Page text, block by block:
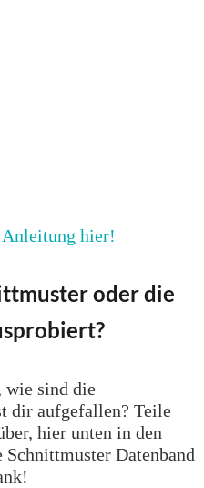
hier!
oder die
wie sind die
dir aufgefallen? Teile
hier unten in den
Datenband